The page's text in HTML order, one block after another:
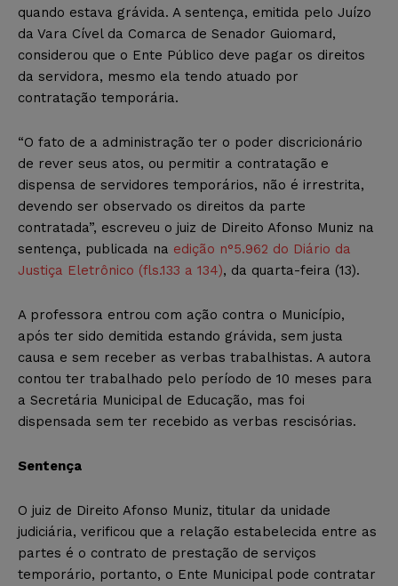
quando estava grávida. A sentença, emitida pelo Juízo
da Vara Cível da Comarca de Senador Guiomard,
considerou que o Ente Público deve pagar os direitos
da servidora, mesmo ela tendo atuado por
contratação temporária.
“O fato de a administração ter o poder discricionário
de rever seus atos, ou permitir a contratação e
dispensa de servidores temporários, não é irrestrita,
devendo ser observado os direitos da parte
contratada”, escreveu o juiz de Direito Afonso Muniz na
sentença, publicada na edição n°5.962 do Diário da
Justiça Eletrônico (fls.133 a 134), da quarta-feira (13).
A professora entrou com ação contra o Município,
após ter sido demitida estando grávida, sem justa
causa e sem receber as verbas trabalhistas. A autora
contou ter trabalhado pelo período de 10 meses para
a Secretária Municipal de Educação, mas foi
dispensada sem ter recebido as verbas rescisórias.
Sentença
O juiz de Direito Afonso Muniz, titular da unidade
judiciária, verificou que a relação estabelecida entre as
partes é o contrato de prestação de serviços
temporário, portanto, o Ente Municipal pode contratar